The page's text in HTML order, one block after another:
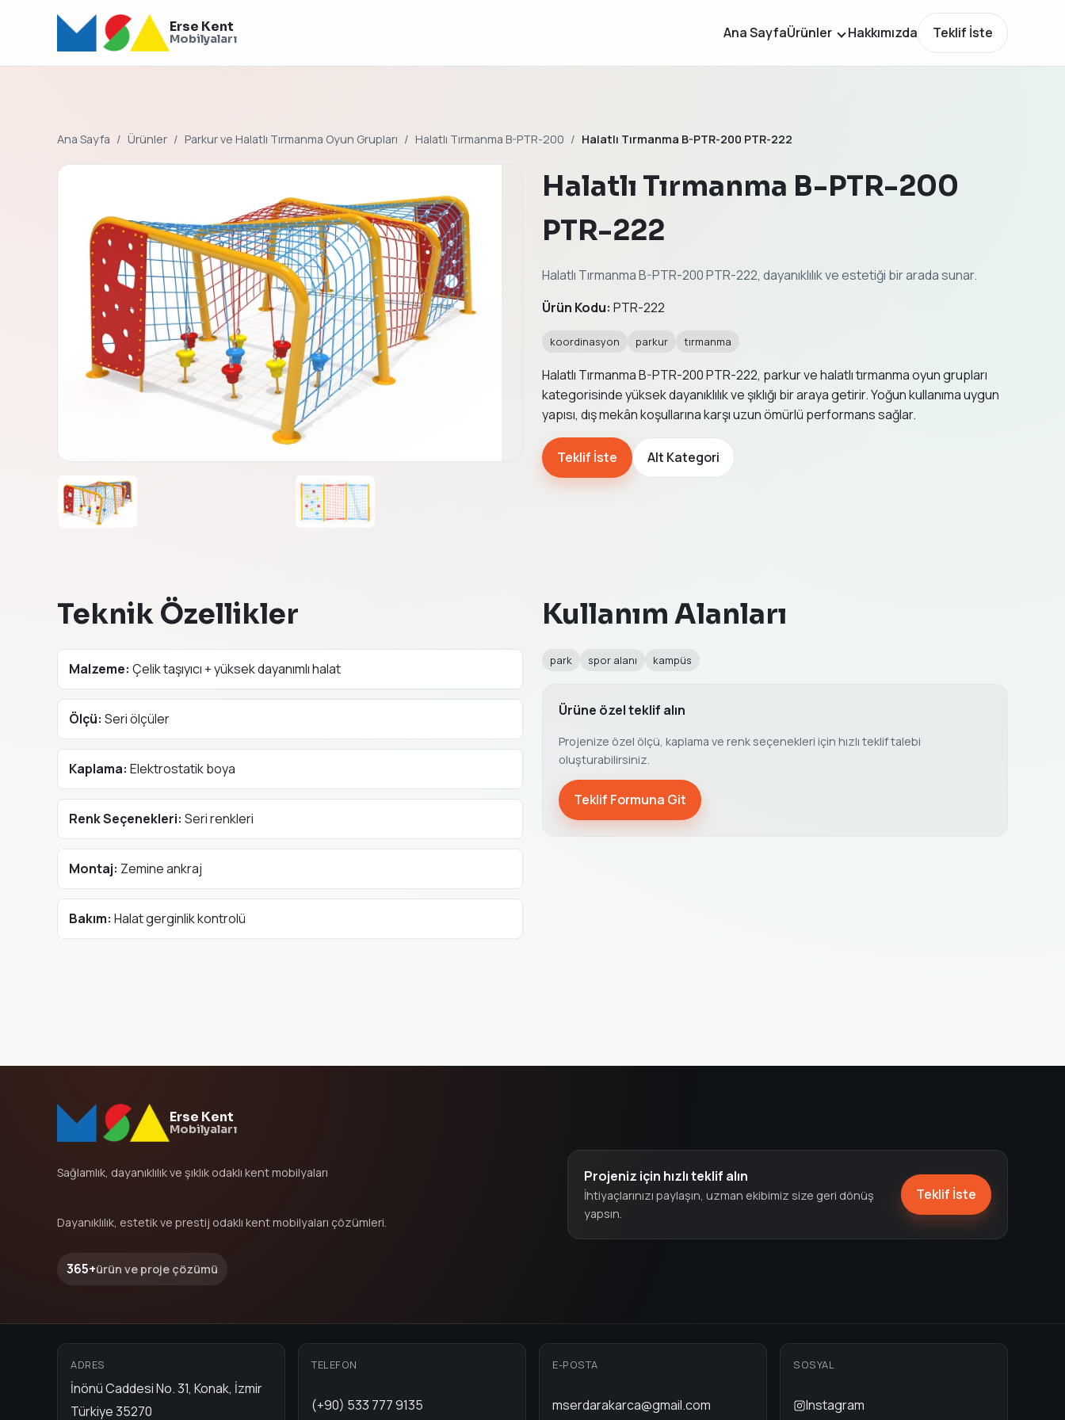
Erse Kent
Mobilyaları Ana SayfaÜrünler Hakkımızda Teklif İste
Ana Sayfa Ürünler Parkur ve Halatlı Tırmanma Oyun Grupları Halatlı Tırmanma B-PTR-200 Halatlı Tırmanma B-PTR-200 PTR-222
→
Halatlı Tırmanma B-PTR-200
PTR-222
Halatlı Tırmanma B-PTR-200 PTR-222, dayanıklılık ve estetiği bir arada sunar.
Ürün Kodu: PTR-222
koordinasyon parkur tırmanma
Halatlı Tırmanma B-PTR-200 PTR-222, parkur ve halatlı tırmanma oyun grupları
kategorisinde yüksek dayanıklılık ve şıklığı bir araya getirir. Yoğun kullanıma uygun
yapısı, dış mekân koşullarına karşı uzun ömürlü performans sağlar.
Teklif İste Alt Kategori
Teknik Özellikler
Malzeme: Çelik taşıyıcı + yüksek dayanımlı halat
Ölçü: Seri ölçüler
Kaplama: Elektrostatik boya
Renk Seçenekleri: Seri renkleri
Montaj: Zemine ankraj
Bakım: Halat gerginlik kontrolü
Kullanım Alanları
park spor alanı kampüs
Ürüne özel teklif alın
Projenize özel ölçü, kaplama ve renk seçenekleri için hızlı teklif talebi
oluşturabilirsiniz.
Teklif Formuna Git
Erse Kent
Mobilyaları
Sağlamlık, dayanıklılık ve şıklık odaklı kent mobilyaları
Dayanıklılık, estetik ve prestij odaklı kent mobilyaları çözümleri.
365+ürün ve proje çözümü
Projeniz için hızlı teklif alın
İhtiyaçlarınızı paylaşın, uzman ekibimiz size geri dönüş
yapsın.
Teklif İste
ADRES
İnönü Caddesi No. 31, Konak, İzmir
Türkiye 35270
TELEFON
(+90) 533 777 9135
E-POSTA
mserdarakarca@gmail.com
SOSYAL
Instagram